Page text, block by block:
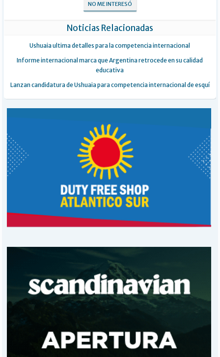
NO ME INTERESÓ
Noticias Relacionadas
Ushuaia ultima detalles para la competencia internacional
Informe internacional marca que Argentina retrocede en su calidad
educativa
Lanzan candidatura de Ushuaia para competencia internacional de esquí